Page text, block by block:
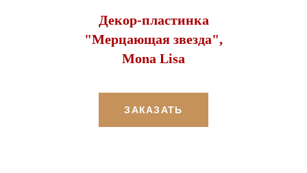
Декор-пластинка
"Мерцающая звезда",
Mona Lisa
ЗАКАЗАТЬ